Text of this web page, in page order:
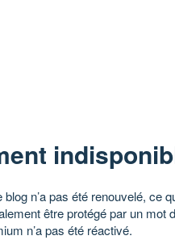
n’a pas été renouvelé, ce
être protégé par un mot
n’a pas été réactivé.